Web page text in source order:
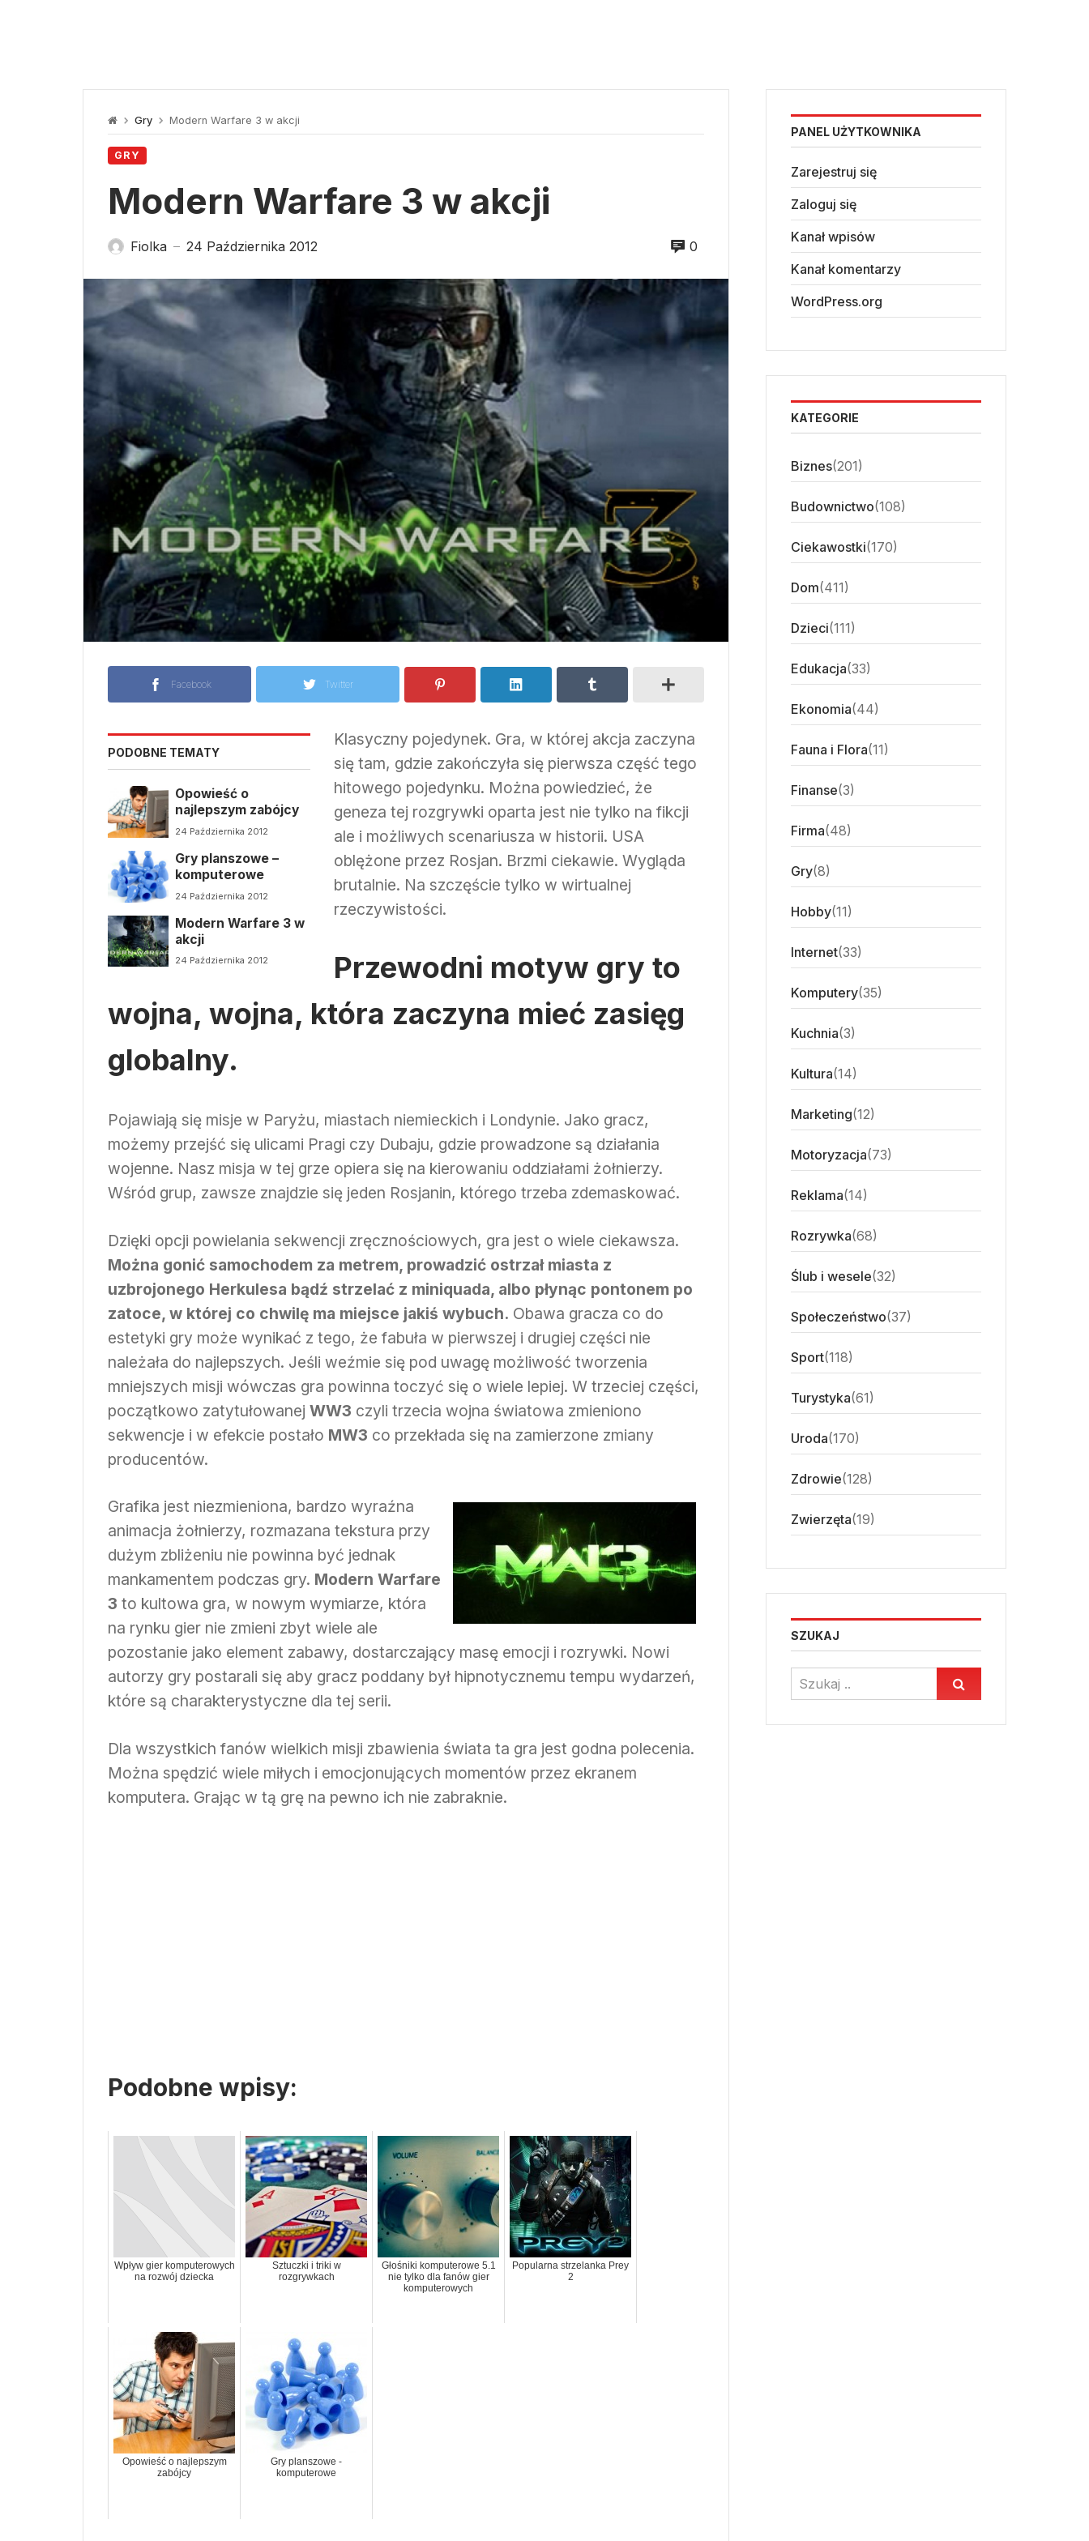
Gry Modern Warfare 3 w akcji
GRY
Modern Warfare 3 w akcji
Fiolka — 24 Października 2012 0
Facebook Twitter
PODOBNE TEMATY
Opowieść o
najlepszym zabójcy
24 Października 2012
Gry planszowe –
komputerowe
24 Października 2012
Modern Warfare 3 w
akcji
24 Października 2012
Klasyczny pojedynek. Gra, w której akcja zaczyna
się tam, gdzie zakończyła się pierwsza część tego
hitowego pojedynku. Można powiedzieć, że
geneza tej rozgrywki oparta jest nie tylko na fikcji
ale i możliwych scenariusza w historii. USA
oblężone przez Rosjan. Brzmi ciekawie. Wygląda
brutalnie. Na szczęście tylko w wirtualnej
rzeczywistości.
Przewodni motyw gry to
wojna, wojna, która zaczyna mieć zasięg
globalny.
Pojawiają się misje w Paryżu, miastach niemieckich i Londynie. Jako gracz,
możemy przejść się ulicami Pragi czy Dubaju, gdzie prowadzone są działania
wojenne. Nasz misja w tej grze opiera się na kierowaniu oddziałami żołnierzy.
Wśród grup, zawsze znajdzie się jeden Rosjanin, którego trzeba zdemaskować.
Dzięki opcji powielania sekwencji zręcznościowych, gra jest o wiele ciekawsza.
Można gonić samochodem za metrem, prowadzić ostrzał miasta z
uzbrojonego Herkulesa bądź strzelać z miniquada, albo płynąc pontonem po
zatoce, w której co chwilę ma miejsce jakiś wybuch. Obawa gracza co do
estetyki gry może wynikać z tego, że fabuła w pierwszej i drugiej części nie
należała do najlepszych. Jeśli weźmie się pod uwagę możliwość tworzenia
mniejszych misji wówczas gra powinna toczyć się o wiele lepiej. W trzeciej części,
początkowo zatytułowanej WW3 czyli trzecia wojna światowa zmieniono
sekwencje i w efekcie postało MW3 co przekłada się na zamierzone zmiany
producentów.
Grafika jest niezmieniona, bardzo wyraźna
animacja żołnierzy, rozmazana tekstura przy
dużym zbliżeniu nie powinna być jednak
mankamentem podczas gry. Modern Warfare
3 to kultowa gra, w nowym wymiarze, która
na rynku gier nie zmieni zbyt wiele ale
pozostanie jako element zabawy, dostarczający masę emocji i rozrywki. Nowi
autorzy gry postarali się aby gracz poddany był hipnotycznemu tempu wydarzeń,
które są charakterystyczne dla tej serii.
Dla wszystkich fanów wielkich misji zbawienia świata ta gra jest godna polecenia.
Można spędzić wiele miłych i emocjonujących momentów przez ekranem
komputera. Grając w tą grę na pewno ich nie zabraknie.
Podobne wpisy:
Wpływ gier komputerowych
na rozwój dziecka
Sztuczki i triki w
rozgrywkach
Głośniki komputerowe 5.1
nie tylko dla fanów gier
komputerowych
Popularna strzelanka Prey
2
Opowieść o najlepszym
zabójcy
Gry planszowe -
komputerowe
PANEL UŻYTKOWNIKA
Zarejestruj się
Zaloguj się
Kanał wpisów
Kanał komentarzy
WordPress.org
KATEGORIE
Biznes(201)
Budownictwo(108)
Ciekawostki(170)
Dom(411)
Dzieci(111)
Edukacja(33)
Ekonomia(44)
Fauna i Flora(11)
Finanse(3)
Firma(48)
Gry(8)
Hobby(11)
Internet(33)
Komputery(35)
Kuchnia(3)
Kultura(14)
Marketing(12)
Motoryzacja(73)
Reklama(14)
Rozrywka(68)
Ślub i wesele(32)
Społeczeństwo(37)
Sport(118)
Turystyka(61)
Uroda(170)
Zdrowie(128)
Zwierzęta(19)
SZUKAJ